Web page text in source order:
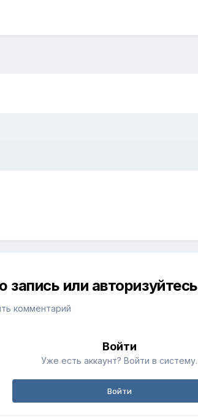
или авторизуйтесь
комментарий
Войти
Уже есть аккаунт? Войти в систему.
Войти